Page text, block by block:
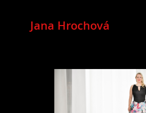
Jana Hrochová
MEZZOSOPRANO